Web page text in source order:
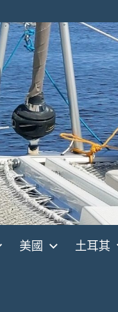
美國 土耳其